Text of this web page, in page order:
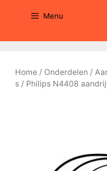
Menu
Home / Onderdelen /
s / Philips N4408